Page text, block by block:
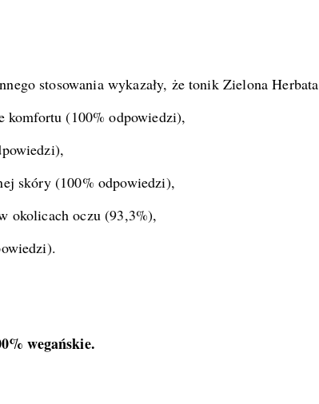
stosowania wykazały, że tonik Zielona
komfortu (100% odpowiedzi),
skóry (100% odpowiedzi),
okolicach oczu (93,3%),
wegańskie.